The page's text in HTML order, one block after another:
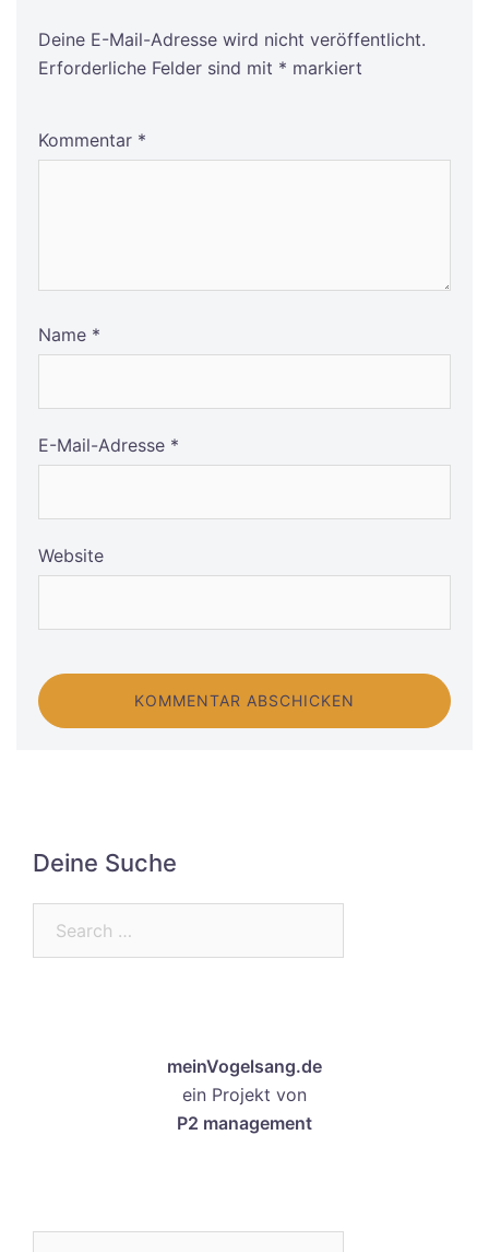
Deine E-Mail-Adresse wird nicht veröffentlicht.
Erforderliche Felder sind mit * markiert
Kommentar *
Name *
E-Mail-Adresse *
Website
Alternative:
Deine Suche
meinVogelsang.de
ein Projekt von
P2 management